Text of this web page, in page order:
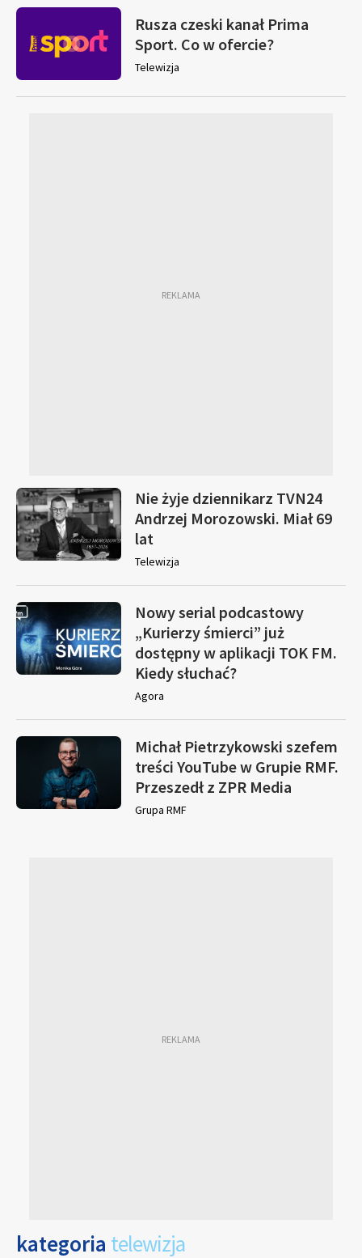
Rusza czeski kanał Prima
Sport. Co w ofercie?
Telewizja
Nie żyje dziennikarz TVN24
Andrzej Morozowski. Miał 69
lat
Telewizja
Nowy serial podcastowy
„Kurierzy śmierci” już
dostępny w aplikacji TOK FM.
Kiedy słuchać?
Agora
Michał Pietrzykowski szefem
treści YouTube w Grupie RMF.
Przeszedł z ZPR Media
Grupa RMF
kategoria telewizja